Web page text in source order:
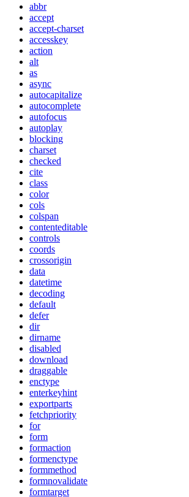
abbr
accept
accept-charset
accesskey
action
alt
as
async
autocapitalize
autocomplete
autofocus
autoplay
blocking
charset
checked
cite
class
color
cols
colspan
contenteditable
controls
coords
crossorigin
data
datetime
decoding
default
defer
dir
dirname
disabled
download
draggable
enctype
enterkeyhint
exportparts
fetchpriority
for
form
formaction
formenctype
formmethod
formnovalidate
formtarget